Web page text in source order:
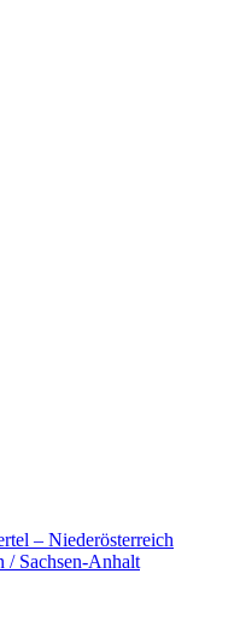
– Niederösterreich
/ Sachsen-Anhalt